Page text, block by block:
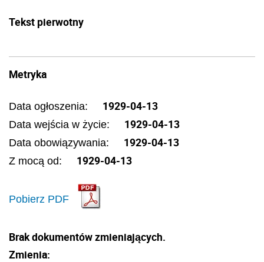
Tekst pierwotny
Metryka
Data ogłoszenia: 1929-04-13
Data wejścia w życie: 1929-04-13
Data obowiązywania: 1929-04-13
Z mocą od: 1929-04-13
Pobierz PDF
Brak dokumentów zmieniających.
Zmienia: